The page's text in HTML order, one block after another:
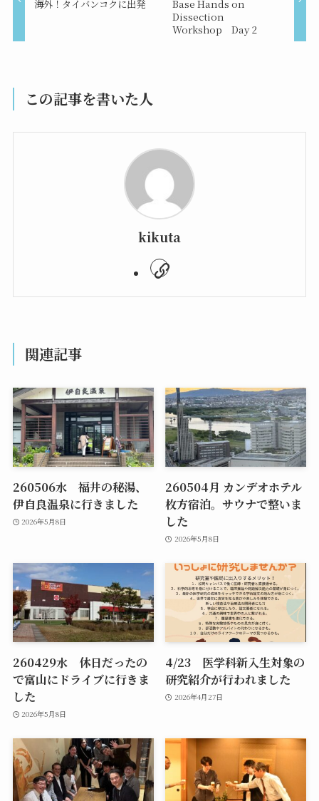
海外！タイバンコクに出発
Base Hands on
Dissection
Workshop Day 2
この記事を書いた人
kikuta
関連記事
260506水 福井の秘湯、
伊自良温泉に行きました
2026年5月8日
260504月 カンデオホテル
枚方宿泊。サウナで整いま
した
2026年5月8日
260429水 休日だったの
で富山にドライブに行きま
した
2026年5月8日
4/23 医学科新入生対象の
研究紹介が行われました
2026年4月27日